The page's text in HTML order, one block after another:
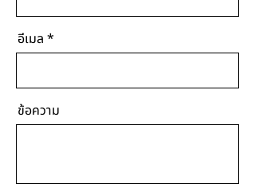
อีเมล
ข้อความ